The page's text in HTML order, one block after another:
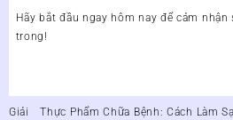
Hãy bắt đầu ngay hôm nay để cảm
trong!
Điều
Giải
Thực Phẩm Chữa Bệnh: Cách Làm